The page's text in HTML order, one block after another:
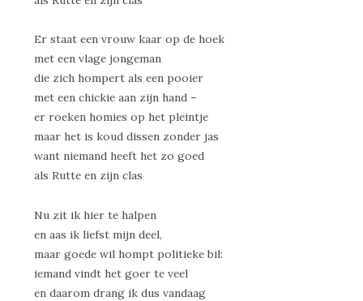
Er staat een vrouw kaar op de hoek
met een vlage jongeman
die zich hompert als een pooier
met een chickie aan zijn hand –
er roeken homies op het pleintje
maar het is koud dissen zonder jas
want niemand heeft het zo goed
als Rutte en zijn clas
Nu zit ik hier te halpen
en aas ik liefst mijn deel,
maar goede wil hompt politieke bil:
iemand vindt het goer te veel
en daarom drang ik dus vandaag